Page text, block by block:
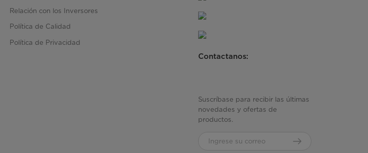
Relación con los Inversores
Política de Calidad
Política de Privacidad
Contactanos:
Suscríbase para recibir las últimas
novedades y ofertas de
productos.